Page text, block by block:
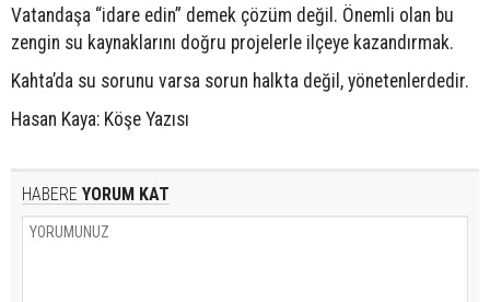
Vatandaşa “idare edin” demek çözüm değil. Önemli olan bu
zengin su kaynaklarını doğru projelerle ilçeye kazandırmak.
Kahta’da su sorunu varsa sorun halkta değil, yönetenlerdedir.
Hasan Kaya: Köşe Yazısı
HABERE YORUM KAT